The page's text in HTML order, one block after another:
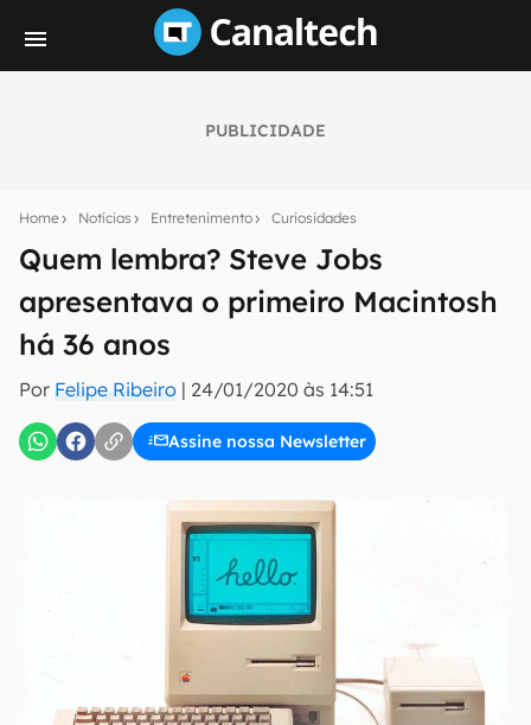
PUBLICIDADE
Home Notícias Entretenimento Curiosidades
Quem lembra? Steve Jobs
apresentava o primeiro Macintosh
há 36 anos
Por Felipe Ribeiro | 24/01/2020 às 14:51
Assine nossa Newsletter
notícias e reviews sobre tecnologia em primeira
E-mail
inscreva-se